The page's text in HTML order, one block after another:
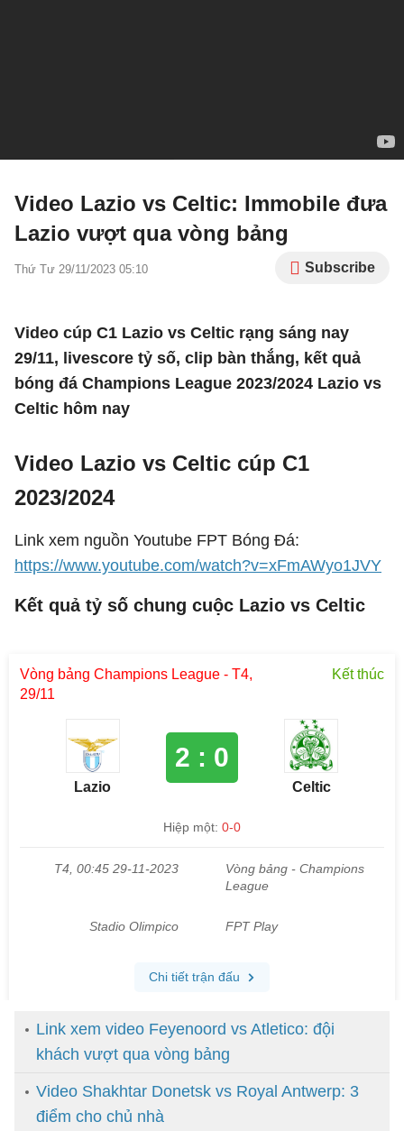
Video Lazio vs Celtic: Immobile đưa
Lazio vượt qua vòng bảng
Thứ Tư 29/11/2023 05:10 Subscribe
Video cúp C1 Lazio vs Celtic rạng sáng nay
29/11, livescore tỷ số, clip bàn thắng, kết quả
bóng đá Champions League 2023/2024 Lazio vs
Celtic hôm nay
Video Lazio vs Celtic cúp C1
2023/2024
Link xem nguồn Youtube FPT Bóng Đá:
https://www.youtube.com/watch?v=xFmAWyo1JVY
Kết quả tỷ số chung cuộc Lazio vs Celtic
Link xem video Feyenoord vs Atletico: đội
khách vượt qua vòng bảng
Video Shakhtar Donetsk vs Royal Antwerp: 3
điểm cho chủ nhà